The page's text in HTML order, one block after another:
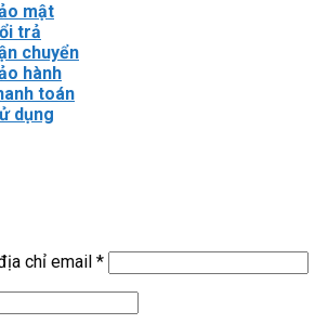
mật
trả
chuyển
hành
toán
dụng
chỉ email *